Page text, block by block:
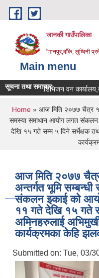
Skip to main content
जानकी गाउँपालिका
"मानपुर,बाँके, लुम्बिनी
Main menu
सूचना तथा समाचार
डिभिजन वन
You are here
Home » आज मिति २०७७ चैत्र १७
समस्या समाधान आयोग लगत संकलन
देखि १५ गते सम्म ५ दिने सर्भेक्षक
आज मिति २०७७
अन्तर्गत भूमि
संकलन इकाई को
११ गते देखि १५ गते
अमिनहरुलाई
कार्यक्रमका केहि
Submitted on: Tue, 03/